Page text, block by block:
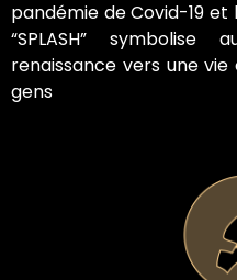
pandémie de Covid-19 et
“SPLASH”
renaissance vers une
gens